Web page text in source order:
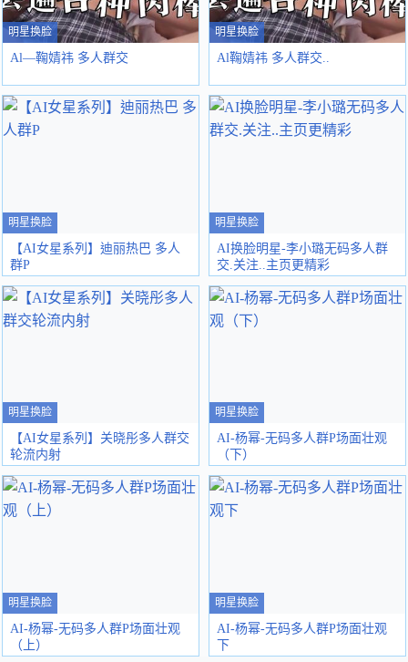
明星换脸
Al—鞠婧祎 多人群交
明星换脸
Al鞠婧祎 多人群交..
明星换脸
【AI女星系列】迪丽热巴 多人
群P
明星换脸
AI换脸明星-李小璐无码多人群
交.关注..主页更精彩
明星换脸
【AI女星系列】关晓彤多人群交
轮流内射
明星换脸
AI-杨幂-无码多人群P场面壮观
（下）
明星换脸
AI-杨幂-无码多人群P场面壮观
（上）
明星换脸
AI-杨幂-无码多人群P场面壮观
下